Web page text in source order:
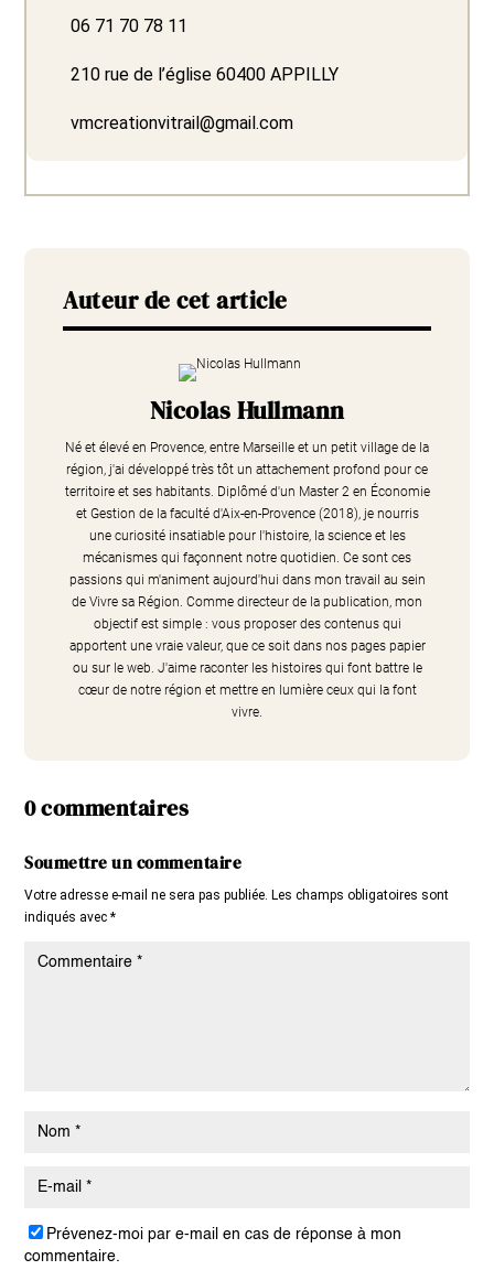
06 71 70 78 11
210 rue de l’église 60400 APPILLY
vmcreationvitrail@gmail.com
Auteur de cet article
Nicolas Hullmann
Né et élevé en Provence, entre Marseille et un petit village de la
région, j'ai développé très tôt un attachement profond pour ce
territoire et ses habitants. Diplômé d'un Master 2 en Économie
et Gestion de la faculté d'Aix-en-Provence (2018), je nourris
une curiosité insatiable pour l'histoire, la science et les
mécanismes qui façonnent notre quotidien. Ce sont ces
passions qui m'animent aujourd'hui dans mon travail au sein
de Vivre sa Région. Comme directeur de la publication, mon
objectif est simple : vous proposer des contenus qui
apportent une vraie valeur, que ce soit dans nos pages papier
ou sur le web. J'aime raconter les histoires qui font battre le
cœur de notre région et mettre en lumière ceux qui la font
vivre.
0 commentaires
Soumettre un commentaire
Votre adresse e-mail ne sera pas publiée. Les champs obligatoires sont
indiqués avec*
Prévenez-moi par e-mail en cas de réponse à mon
commentaire.